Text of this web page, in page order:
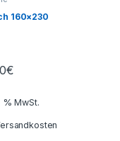
160×230
€
% MwSt.